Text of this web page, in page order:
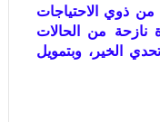
من ذوي الاحتياجات
والذي يستهدف 30 أسرة نازحة من الحالات
الخير، وبتمويل